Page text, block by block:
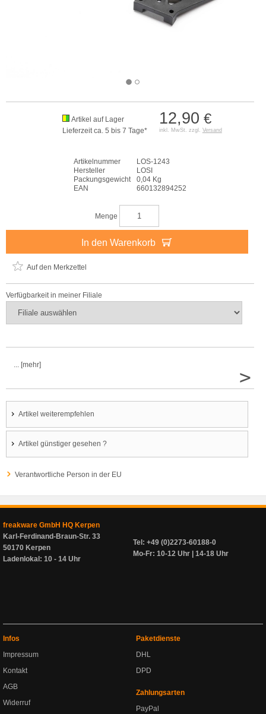
12,90 €
inkl. MwSt. zzgl. Versand
Artikel auf Lager
Lieferzeit ca. 5 bis 7 Tage*
Artikelnummer
LOS-1243
Hersteller
LOSI
Packungsgewicht
0,04 Kg
EAN
660132894252
Menge
In den Warenkorb
Auf den Merkzettel
Verfügbarkeit in meiner Filiale
... [mehr]
>
Artikel weiterempfehlen
Artikel günstiger gesehen ?
Verantwortliche Person in der EU
freakware GmbH HQ Kerpen
Karl-Ferdinand-Braun-Str. 33
50170 Kerpen
Ladenlokal: 10 - 14 Uhr
Tel: +49 (0)2273-60188-0
Mo-Fr: 10-12 Uhr | 14-18 Uhr
Infos
Impressum
Kontakt
AGB
Widerruf
Paketdienste
DHL
DPD
Zahlungsarten
PayPal